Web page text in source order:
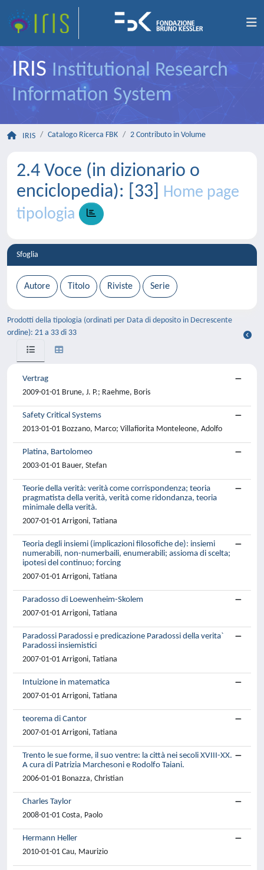
IRIS Institutional Research
Information System
IRIS Catalogo Ricerca FBK 2 Contributo in Volume
2.4 Voce (in dizionario o
enciclopedia): [33]
Home page
tipologia
Sfoglia
Prodotti della tipologia (ordinati per Data di deposito in Decrescente
ordine): 21 a 33 di 33
Vertrag
2009-01-01 Brune, J. P.; Raehme, Boris
Safety Critical Systems
2013-01-01 Bozzano, Marco; Villafiorita Monteleone, Adolfo
Platina, Bartolomeo
2003-01-01 Bauer, Stefan
Teorie della verità: verità come corrispondenza; teoria
pragmatista della verità, verità come ridondanza, teoria
minimale della verità.
2007-01-01 Arrigoni, Tatiana
Teoria degli insiemi (implicazioni filosofiche de): insiemi
numerabili, non-numerbaili, enumerabili; assioma di scelta;
ipotesi del continuo; forcing
2007-01-01 Arrigoni, Tatiana
Paradosso di Loewenheim-Skolem
2007-01-01 Arrigoni, Tatiana
Paradossi Paradossi e predicazione Paradossi della verita`
Paradossi insiemistici
2007-01-01 Arrigoni, Tatiana
Intuizione in matematica
2007-01-01 Arrigoni, Tatiana
teorema di Cantor
2007-01-01 Arrigoni, Tatiana
Trento le sue forme, il suo ventre: la città nei secoli XVIII-XX.
A cura di Patrizia Marchesoni e Rodolfo Taiani.
2006-01-01 Bonazza, Christian
Charles Taylor
2008-01-01 Costa, Paolo
Hermann Heller
2010-01-01 Cau, Maurizio